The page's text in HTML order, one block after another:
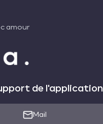
amour
de l'application
Mail